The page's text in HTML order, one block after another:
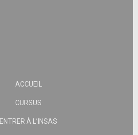
ACCUEIL
CURSUS
ENTRER À L’INSAS